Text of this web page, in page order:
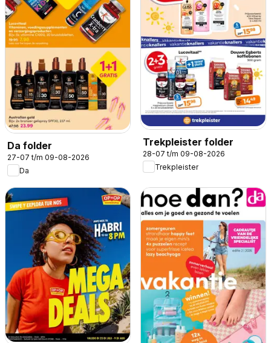
Da folder
27-07 t/m 09-08-2026
Da
Trekpleister folder
28-07 t/m 09-08-2026
Trekpleister